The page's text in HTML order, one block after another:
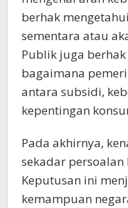
berhak
sementara atau
Publik juga
bagaimana
antara subsidi,
kepentingan
Pada akhirnya,
sekadar
Keputusan ini
kemampuan